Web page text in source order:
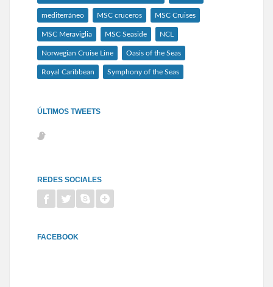
mediterráneo MSC cruceros MSC Cruises
MSC Meraviglia MSC Seaside NCL
Norwegian Cruise Line Oasis of the Seas
Royal Caribbean Symphony of the Seas
ÚLTIMOS TWEETS
REDES SOCIALES
FACEBOOK